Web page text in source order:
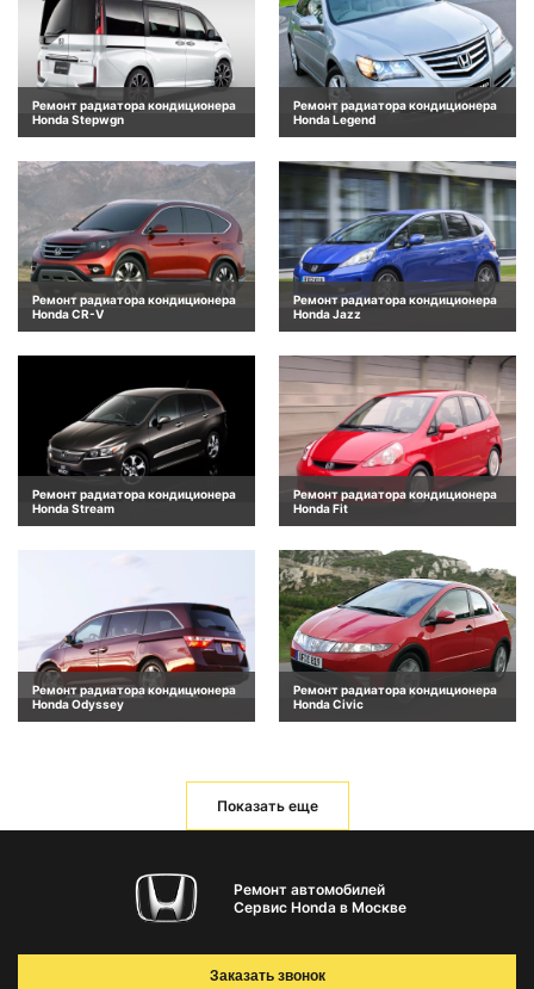
Ремонт радиатора кондиционера
Honda Stepwgn
Ремонт радиатора кондиционера
Honda Legend
Ремонт радиатора кондиционера
Honda CR-V
Ремонт радиатора кондиционера
Honda Jazz
Ремонт радиатора кондиционера
Honda Stream
Ремонт радиатора кондиционера
Honda Fit
Ремонт радиатора кондиционера
Honda Odyssey
Ремонт радиатора кондиционера
Honda Civic
Показать еще
Ремонт автомобилей
Сервис Honda в Москве
Заказать звонок